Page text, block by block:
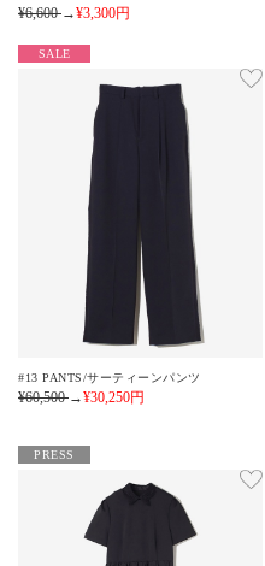
¥6,600→¥3,300円
SALE
#13 PANTS/サーティーンパンツ
¥60,500→¥30,250円
PRESS